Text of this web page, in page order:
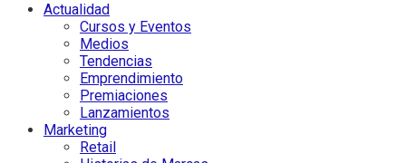
Actualidad
Cursos y Eventos
Medios
Tendencias
Emprendimiento
Premiaciones
Lanzamientos
Marketing
Retail